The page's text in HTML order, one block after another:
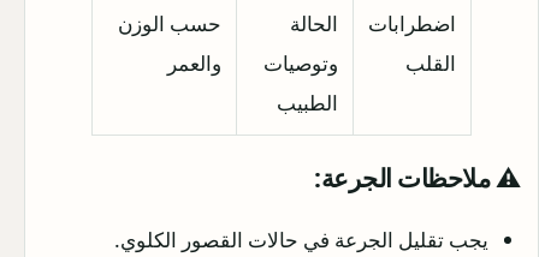
اضطرابات
القلب
الحالة
وتوصيات
الطبيب
حسب الوزن
والعمر
⚠️ ملاحظات الجرعة:
يجب تقليل الجرعة في حالات القصور الكلوي.